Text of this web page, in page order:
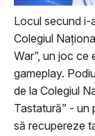
Locul secund i-
Colegiul
War”, un joc ce
gameplay.
de la Colegiul
Tastatură” - un
să recupereze